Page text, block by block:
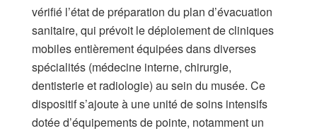
vérifié l’état de préparation du plan d’évacuation
sanitaire, qui prévoit le déploiement de cliniques
mobiles entièrement équipées dans diverses
spécialités (médecine interne, chirurgie,
dentisterie et radiologie) au sein du musée. Ce
dispositif s’ajoute à une unité de soins intensifs
dotée d’équipements de pointe, notamment un